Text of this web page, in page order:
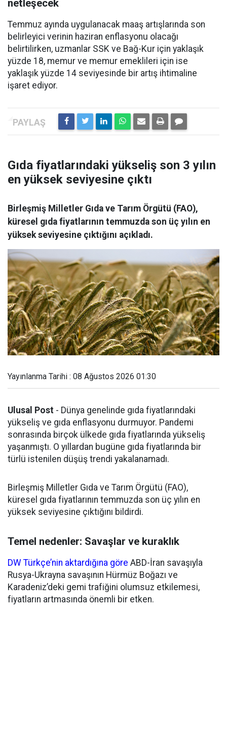
netleşecek
Temmuz ayında uygulanacak maaş artışlarında son
belirleyici verinin haziran enflasyonu olacağı
belirtilirken, uzmanlar SSK ve Bağ-Kur için yaklaşık
yüzde 18, memur ve memur emeklileri için ise
yaklaşık yüzde 14 seviyesinde bir artış ihtimaline
işaret ediyor.
Gıda fiyatlarındaki yükseliş son 3 yılın
en yüksek seviyesine çıktı
Birleşmiş Milletler Gıda ve Tarım Örgütü (FAO),
küresel gıda fiyatlarının temmuzda son üç yılın en
yüksek seviyesine çıktığını açıkladı.
Yayınlanma Tarihi : 08 Ağustos 2026 01:30
Ulusal Post - Dünya genelinde gıda fiyatlarındaki
yükseliş ve gıda enflasyonu durmuyor. Pandemi
sonrasında birçok ülkede gıda fiyatlarında yükseliş
yaşanmıştı. O yıllardan bugüne gıda fiyatlarında bir
türlü istenilen düşüş trendi yakalanamadı.
Birleşmiş Milletler Gıda ve Tarım Örgütü (FAO),
küresel gıda fiyatlarının temmuzda son üç yılın en
yüksek seviyesine çıktığını bildirdi.
Temel nedenler: Savaşlar ve kuraklık
DW Türkçe’nin aktardığına göre ABD-İran savaşıyla
Rusya-Ukrayna savaşının Hürmüz Boğazı ve
Karadeniz’deki gemi trafiğini olumsuz etkilemesi,
fiyatların artmasında önemli bir etken.